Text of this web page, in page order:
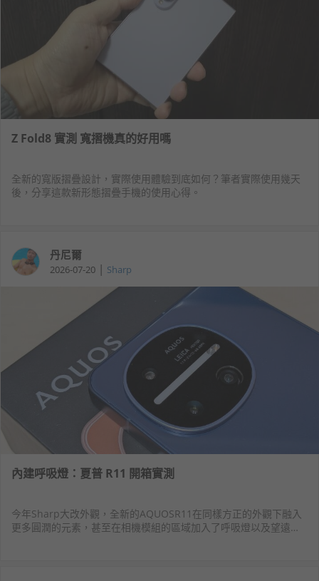
Z Fold8 實測 寬摺機真的好用嗎
全新的寬版摺疊設計，實際使用體驗到底如何？筆者實際使用幾天
後，分享這款新形態摺疊手機的使用心得。
丹尼爾
2026-07-20 | Sharp
內建呼吸燈：夏普 R11 開箱實測
今年Sharp大改外觀，全新的AQUOSR11在同樣方正的外觀下融入
更多圓潤的元素，甚至在相機模組的區域加入了呼吸燈以及望遠鏡